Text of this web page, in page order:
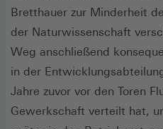
Bretthauer zur Minderheit
der Naturwissenschaft
Weg anschließend
in der
Jahre zuvor vor den Toren
Gewerkschaft verteilt hat,